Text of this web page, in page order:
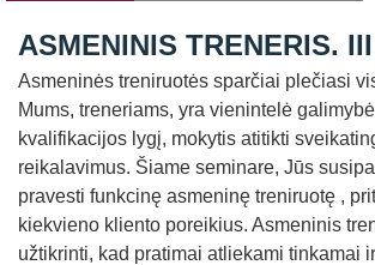
ASMENINIS TRENERIS.
Asmeninės treniruotės sparčiai plečiasi
Mums, treneriams, yra vienintelė
kvalifikacijos lygį, mokytis atitikti
reikalavimus. Šiame seminare, Jūs
pravesti funkcinę asmeninę treniruotę ,
kiekvieno kliento poreikius. Asmeninis
užtikrinti, kad pratimai atliekami tinkamai